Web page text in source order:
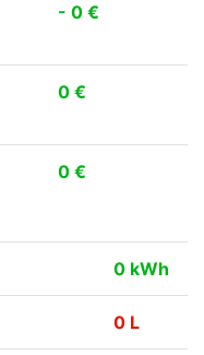
- 0 €
0 €
0 €
0 kWh
0 L